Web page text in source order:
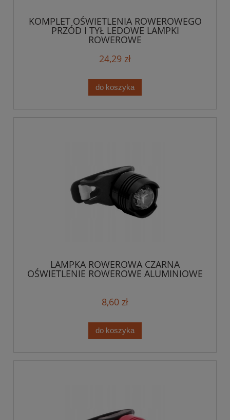
KOMPLET OŚWIETLENIA ROWEROWEGO
PRZÓD I TYŁ LEDOWE LAMPKI
ROWEROWE
24,29 zł
do koszyka
LAMPKA ROWEROWA CZARNA
OŚWIETLENIE ROWEROWE ALUMINIOWE
8,60 zł
do koszyka